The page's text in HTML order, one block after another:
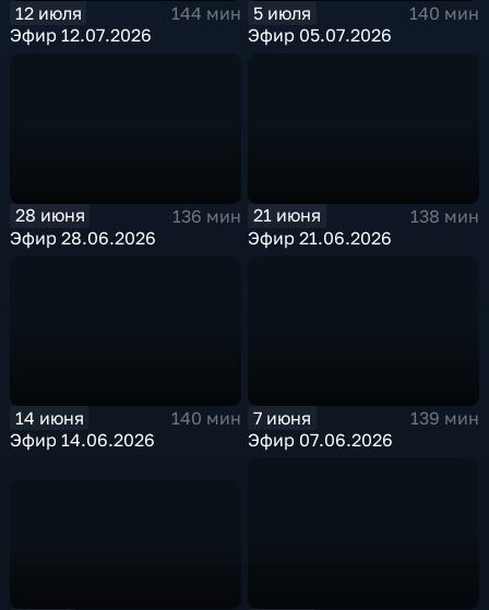
12 июля
144 мин
Эфир 12.07.2026
5 июля
140 мин
Эфир 05.07.2026
28 июня
136 мин
Эфир 28.06.2026
21 июня
138 мин
Эфир 21.06.2026
14 июня
140 мин
Эфир 14.06.2026
7 июня
139 мин
Эфир 07.06.2026